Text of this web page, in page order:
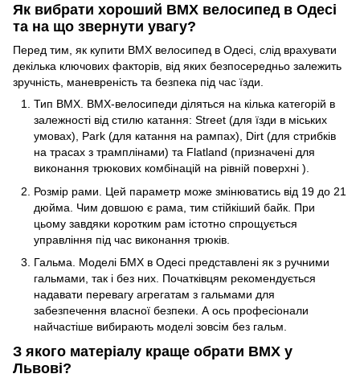
Як вибрати хороший BMX велосипед в Одесі
та на що звернути увагу?
Перед тим, як купити BMX велосипед в Одесі, слід врахувати
декілька ключових факторів, від яких безпосередньо залежить
зручність, маневреність та безпека під час їзди.
Тип BMX. BMX-велосипеди діляться на кілька категорій в
залежності від стилю катання: Street (для їзди в міських
умовах), Park (для катання на рампах), Dirt (для стрибків
на трасах з трамплінами) та Flatland (призначені для
виконання трюкових комбінацій на рівній поверхні ).
Розмір рами. Цей параметр може змінюватись від 19 до 21
дюйма. Чим довшою є рама, тим стійкіший байк. При
цьому завдяки коротким рам істотно спрощується
управління під час виконання трюків.
Гальма. Моделі БМХ в Одесі представлені як з ручними
гальмами, так і без них. Початківцям рекомендується
надавати перевагу агрегатам з гальмами для
забезпечення власної безпеки. А ось професіонали
найчастіше вибирають моделі зовсім без гальм.
З якого матеріалу краще обрати BMX у
Львові?